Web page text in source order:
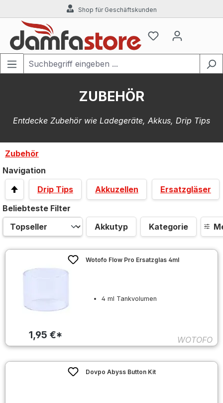
Zum Hauptinhalt springenShop für Geschäftskunden
ZUBEHÖR
Entdecke Zubehör wie Ladegeräte, Akkus, Drip Tips
Zubehör
Navigation
Drip Tips
Akkuzellen
Ersatzgläser
Beliebteste Filter
Akkutyp
Kategorie
1,95 €*
Wotofo Flow Pro Ersatzglas 4ml
4 ml Tankvolumen
WOTOFO
Dovpo Abyss Button Kit